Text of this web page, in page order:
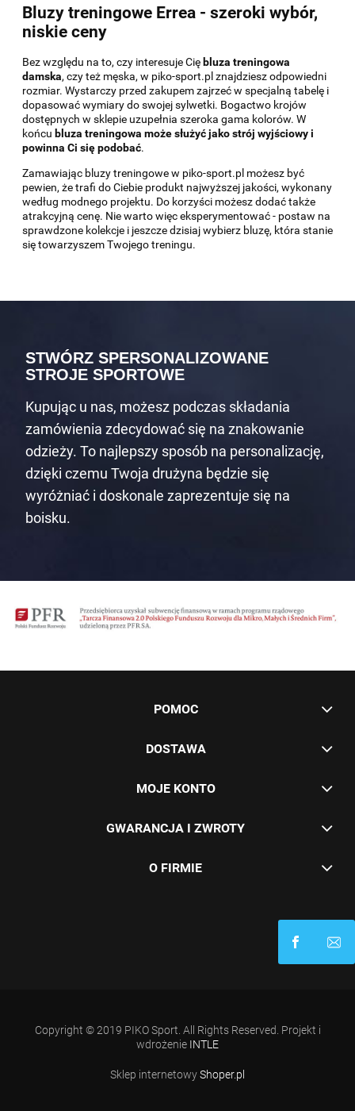
Bluzy treningowe Errea - szeroki wybór,
niskie ceny
Bez względu na to, czy interesuje Cię bluza treningowa
damska, czy też męska, w piko-sport.pl znajdziesz odpowiedni
rozmiar. Wystarczy przed zakupem zajrzeć w specjalną tabelę i
dopasować wymiary do swojej sylwetki. Bogactwo krojów
dostępnych w sklepie uzupełnia szeroka gama kolorów. W
końcu bluza treningowa może służyć jako strój wyjściowy i
powinna Ci się podobać.
Zamawiając bluzy treningowe w piko-sport.pl możesz być
pewien, że trafi do Ciebie produkt najwyższej jakości, wykonany
według modnego projektu. Do korzyści możesz dodać także
atrakcyjną cenę. Nie warto więc eksperymentować - postaw na
sprawdzone kolekcje i jeszcze dzisiaj wybierz bluzę, która stanie
się towarzyszem Twojego treningu.
STWÓRZ SPERSONALIZOWANE
STROJE SPORTOWE
Kupując u nas, możesz podczas składania
zamówienia zdecydować się na znakowanie
odzieży. To najlepszy sposób na personalizację,
dzięki czemu Twoja drużyna będzie się
wyróżniać i doskonale zaprezentuje się na
boisku.
POMOC
DOSTAWA
MOJE KONTO
GWARANCJA I ZWROTY
O FIRMIE
Copyright © 2019 PIKO Sport. All Rights Reserved. Projekt i
wdrożenie INTLE
Sklep internetowyShoper.pl